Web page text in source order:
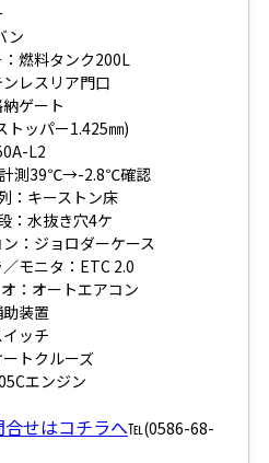
ン
燃料タンク200L
レスリア門口
ゲート
ッパー1.425㎜)
L2
測39℃→-2.8℃確認
：キーストン床
：水抜き穴4ケ
：ジョロダーケース
モニタ：ETC 2.0
：オートエアコン
装置
ッチ
トクルーズ
エンジン
せはコチラへ℡(0586-68-